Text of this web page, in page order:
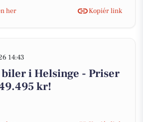
her
Kopiér link
14:43
i Helsinge - Priser
kr!